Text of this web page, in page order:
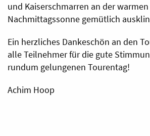
und Kaiserschmarren an der warmen
Nachmittagssonne gemütlich
Ein herzliches Dankeschön an den
alle Teilnehmer für die gute
rundum gelungenen Tourentag!
Achim Hoop